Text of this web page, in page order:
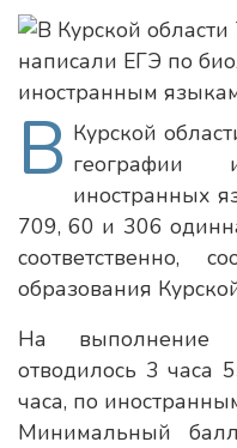
В Курской
географии
иностранных
709, 60 и 306
соответственно,
образования
На выполнение
отводилось 3 часа
часа, по
Минимальный